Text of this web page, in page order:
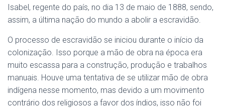
Isabel, regente do país, no dia 13 de maio de 1888, sendo,
assim, a última nação do mundo a abolir a escravidão.
O processo de escravidão se iniciou durante o início da
colonização. Isso porque a mão de obra na época era
muito escassa para a construção, produção e trabalhos
manuais. Houve uma tentativa de se utilizar mão de obra
indígena nesse momento, mas devido a um movimento
contrário dos religiosos a favor dos índios, isso não foi